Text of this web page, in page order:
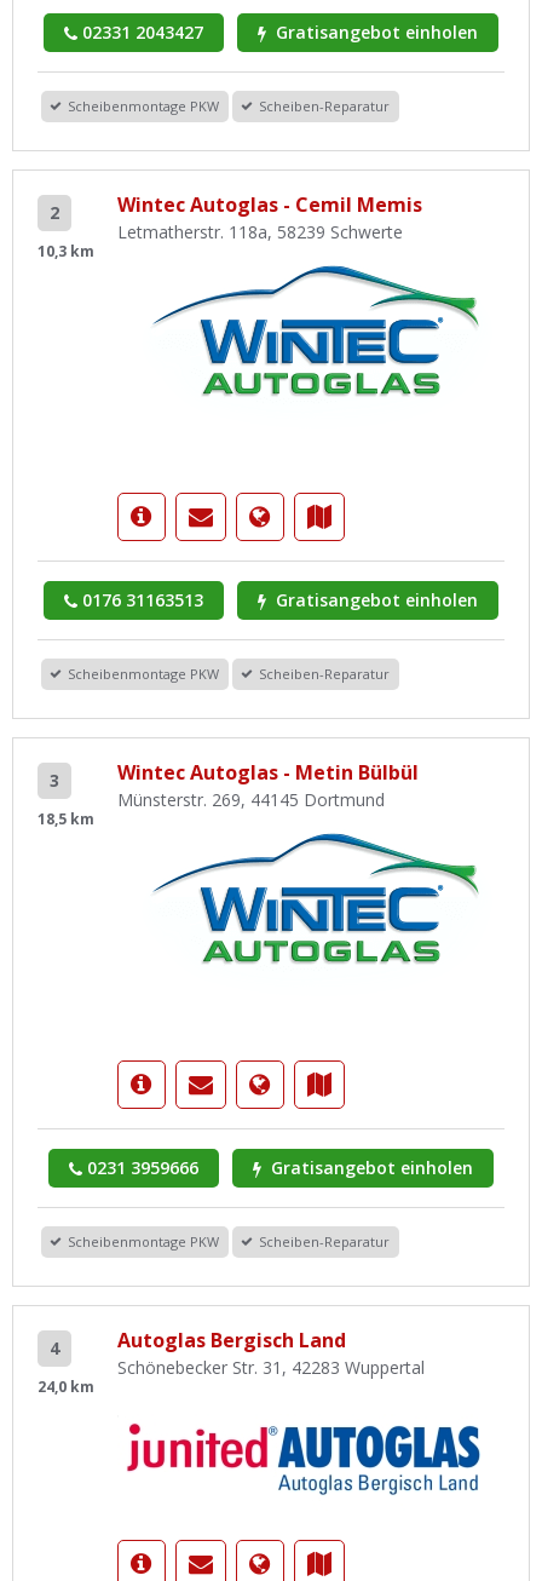
02331 2043427 Gratisangebot einholen
Scheibenmontage PKW Scheiben-Reparatur
2
10,3 km
Wintec Autoglas - Cemil Memis
Letmatherstr. 118a, 58239 Schwerte
0176 31163513 Gratisangebot einholen
Scheibenmontage PKW Scheiben-Reparatur
3
18,5 km
Wintec Autoglas - Metin Bülbül
Münsterstr. 269, 44145 Dortmund
0231 3959666 Gratisangebot einholen
Scheibenmontage PKW Scheiben-Reparatur
4
24,0 km
Autoglas Bergisch Land
Schönebecker Str. 31, 42283 Wuppertal